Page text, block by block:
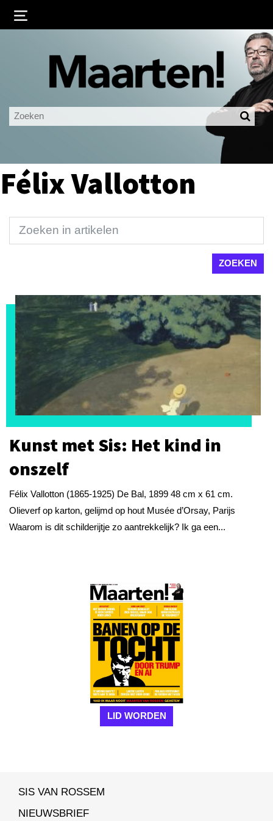
Ingelogd blijven
LOGIN
Félix Vallotton
Kunst met Sis: Het kind in
onszelf
Félix Vallotton (1865-1925) De Bal, 1899 48 cm x 61 cm.
Olieverf op karton, gelijmd op hout Musée d’Orsay, Parijs
Waarom is dit schilderijtje zo aantrekkelijk? Ik ga een...
LID WORDEN
SIS VAN ROSSEM
NIEUWSBRIEF